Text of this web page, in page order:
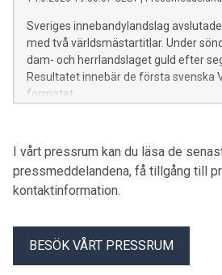
Sveriges innebandylandslag
med två världsmästartitlar. Under
dam- och herrlandslaget guld efter
Resultatet innebär de första svenska
formatet.
I vårt pressrum kan du läsa de
pressmeddelandena, få tillgång till
kontaktinformation.
BESÖK VÅRT PRESSRUM